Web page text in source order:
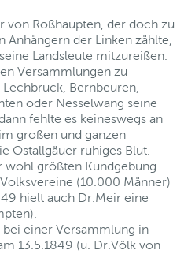
von Roßhaupten, der doch zu
Anhängern der Linken zählte,
Landsleute mitzureißen.
Versammlungen zu
Bernbeuren,
oder Nesselwang seine
fehlte es keineswegs an
großen und ganzen
Ostallgäuer ruhiges Blut.
wohl größten Kundgebung
(10.000 Männer)
hielt auch Dr.Meir eine
bei einer Versammlung in
13.5.1849 (u. Dr.Völk von